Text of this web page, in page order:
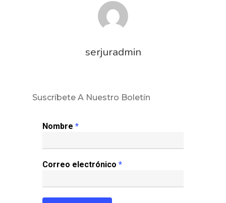
serjuradmin
Suscríbete A Nuestro Boletín
Nombre *
Correo electrónico *